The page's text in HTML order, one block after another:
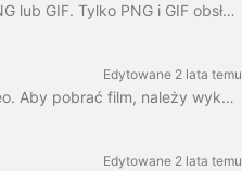
W edytorze wave.video można wyeksportować dowolną klatkę do formatu JPG, PNG lub GIF. Tylko PNG i GIF obsługują przezroczystość. Jak zacząć? Najpierw znajdź klatkę ...
Edytowane 2 lata temu
Opcja pobierania jest dostępna dla wszystkich płacących użytkowników wave.video. Aby pobrać film, należy wykonać 2 proste kroki: Opcja A: Krok ...
Edytowane 2 lata temu